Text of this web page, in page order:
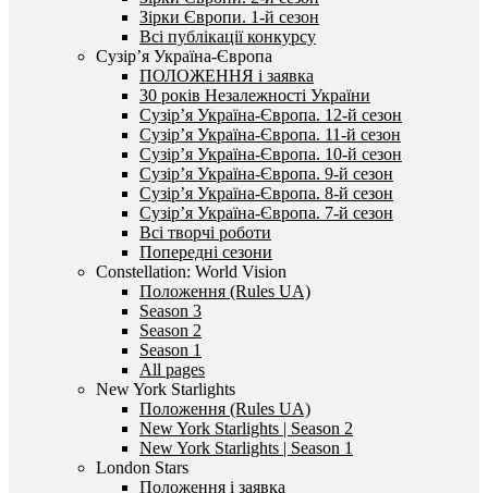
Зірки Європи. 1-й сезон
Всі публікації конкурсу
Сузір’я Україна-Європа
ПОЛОЖЕННЯ і заявка
30 років Незалежності України
Сузір’я Україна-Європа. 12-й сезон
Сузір’я Україна-Європа. 11-й сезон
Сузір’я Україна-Європа. 10-й сезон
Сузір’я Україна-Європа. 9-й сезон
Сузір’я Україна-Європа. 8-й сезон
Сузір’я Україна-Європа. 7-й сезон
Всі творчі роботи
Попередні сезони
Constellation: World Vision
Положення (Rules UA)
Season 3
Season 2
Season 1
All pages
New York Starlights
Положення (Rules UA)
New York Starlights | Season 2
New York Starlights | Season 1
London Stars
Положення і заявка